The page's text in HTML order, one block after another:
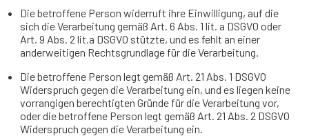
Die betroffene Person widerruft ihre Einwilligung, auf die
sich die Verarbeitung gemäß Art. 6 Abs. 1 lit. a DSGVO oder
Art. 9 Abs. 2 lit.a DSGVO stützte, und es fehlt an einer
anderweitigen Rechtsgrundlage für die Verarbeitung.
Die betroffene Person legt gemäß Art. 21 Abs. 1 DSGVO
Widerspruch gegen die Verarbeitung ein, und es liegen keine
vorrangigen berechtigten Gründe für die Verarbeitung vor,
oder die betroffene Person legt gemäß Art. 21 Abs. 2 DSGVO
Widerspruch gegen die Verarbeitung ein.